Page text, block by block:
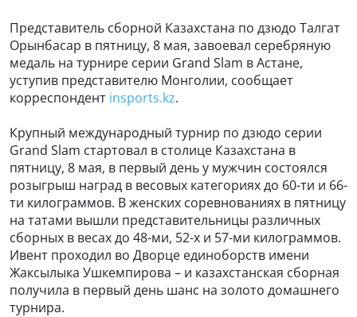
Представитель сборной Казахстана по дзюдо Талгат
Орынбасар в пятницу, 8 мая, завоевал серебряную
медаль на турнире серии Grand Slam в Астане,
уступив представителю Монголии, сообщает
корреспондент insports.kz.
Крупный международный турнир по дзюдо серии
Grand Slam стартовал в столице Казахстана в
пятницу, 8 мая, в первый день у мужчин состоялся
розыгрыш наград в весовых категориях до 60-ти и 66-
ти килограммов. В женских соревнованиях в пятницу
на татами вышли представительницы различных
сборных в весах до 48-ми, 52-х и 57-ми килограммов.
Ивент проходил во Дворце единоборств имени
Жаксылыка Ушкемпирова – и казахстанская сборная
получила в первый день шанс на золото домашнего
турнира.